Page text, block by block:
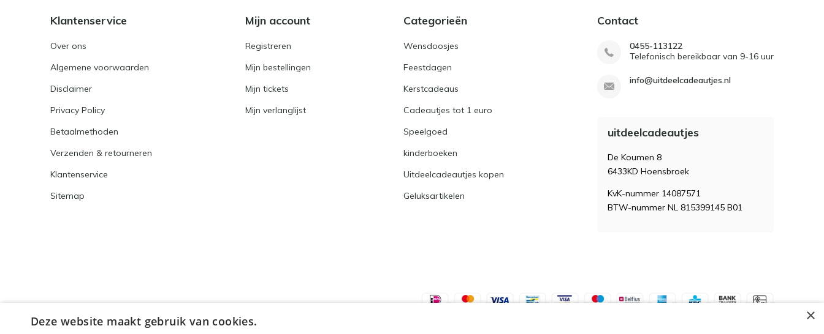
Klantenservice
Over ons
Algemene voorwaarden
Disclaimer
Privacy Policy
Betaalmethoden
Verzenden & retourneren
Klantenservice
Sitemap
Mijn account
Registreren
Mijn bestellingen
Mijn tickets
Mijn verlanglijst
Categorieën
Wensdoosjes
Feestdagen
Kerstcadeaus
Cadeautjes tot 1 euro
Speelgoed
kinderboeken
Uitdeelcadeautjes kopen
Geluksartikelen
Contact
0455-113122
Telefonisch bereikbaar van 9-16 uur
info@uitdeelcadeautjes.nl
uitdeelcadeautjes
De Koumen 8
6433KD Hoensbroek
KvK-nummer 14087571
BTW-nummer NL 815399145 B01
×
Deze website maakt gebruik van cookies.